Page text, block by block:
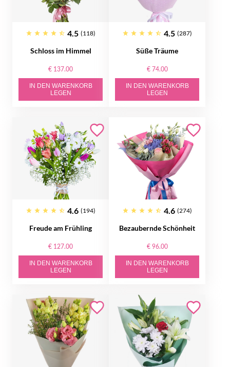
4.5 (118)
Schloss im Himmel
€ 137.00
IN DEN WARENKORB
LEGEN
4.5 (287)
Süße Träume
€ 74.00
IN DEN WARENKORB
LEGEN
4.6 (194)
Freude am Frühling
€ 127.00
IN DEN WARENKORB
LEGEN
4.6 (274)
Bezaubernde Schönheit
€ 96.00
IN DEN WARENKORB
LEGEN